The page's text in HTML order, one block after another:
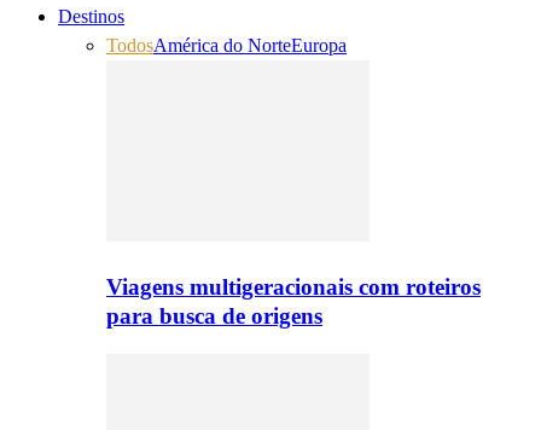
Destinos
TodosAmérica do NorteEuropa
Viagens multigeracionais com roteiros
para busca de origens